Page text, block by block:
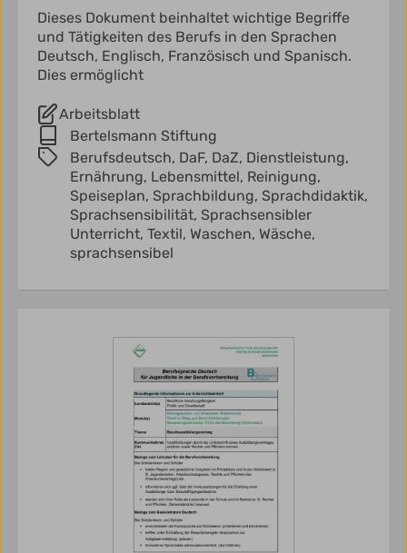
Dieses Dokument beinhaltet wichtige Begriffe
und Tätigkeiten des Berufs in den Sprachen
Deutsch, Englisch, Französisch und Spanisch.
Dies ermöglicht
Arbeitsblatt
Bertelsmann Stiftung
Berufsdeutsch, DaF, DaZ, Dienstleistung,
Ernährung, Lebensmittel, Reinigung,
Speiseplan, Sprachbildung, Sprachdidaktik,
Sprachsensibilität, Sprachsensibler
Unterricht, Textil, Waschen, Wäsche,
sprachsensibel